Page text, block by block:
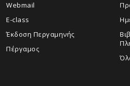
Webmail
E-class
Έκδοση Περγαμηνής
Πέργαμος